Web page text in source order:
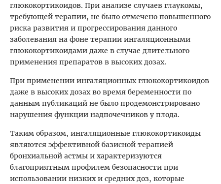
глюкокортикоидов. При анализе случаев глаукомы,
требующей терапии, не было отмечено повышенного
риска развития и прогрессирования данного
заболевания на фоне терапии ингаляционными
глюкокортикоидами даже в случае длительного
применения препаратов в высоких дозах.
При применении ингаляционных глюкокортикоидов
даже в высоких дозах во время беременности по
данным публикаций не было продемонстрировано
нарушения функции надпочечников у плода.
Таким образом, ингаляционные глюкокортикоиды
являются эффективной базисной терапией
бронхиальной астмы и характеризуются
благоприятным профилем безопасности при
использовании низких и средних доз, которые